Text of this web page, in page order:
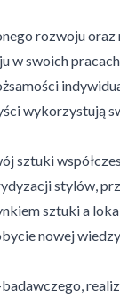
rozwoju oraz
w swoich pracach.
wykorzystują
sztuki
stylów,
sztuki a
nowej